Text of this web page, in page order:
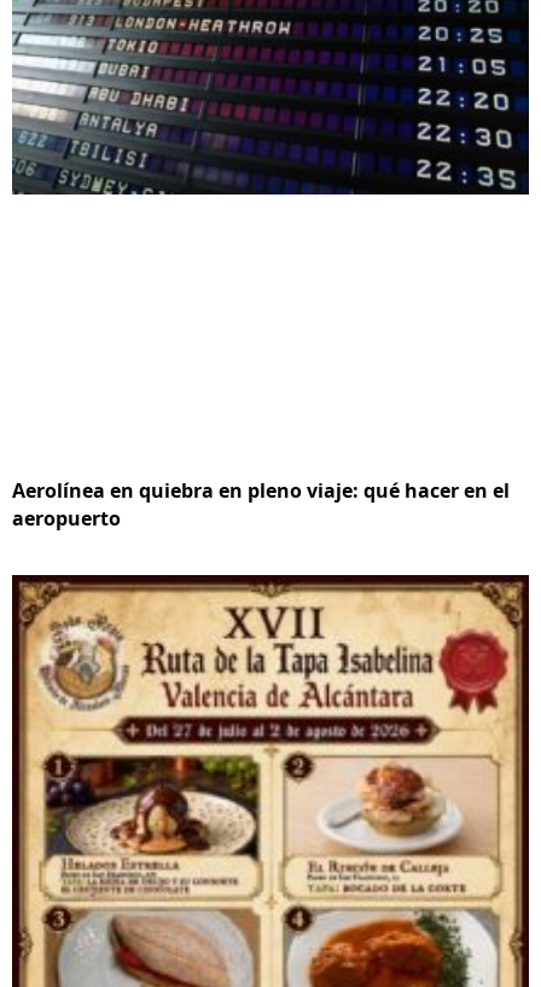
Aerolínea en quiebra en pleno viaje: qué hacer en el
aeropuerto